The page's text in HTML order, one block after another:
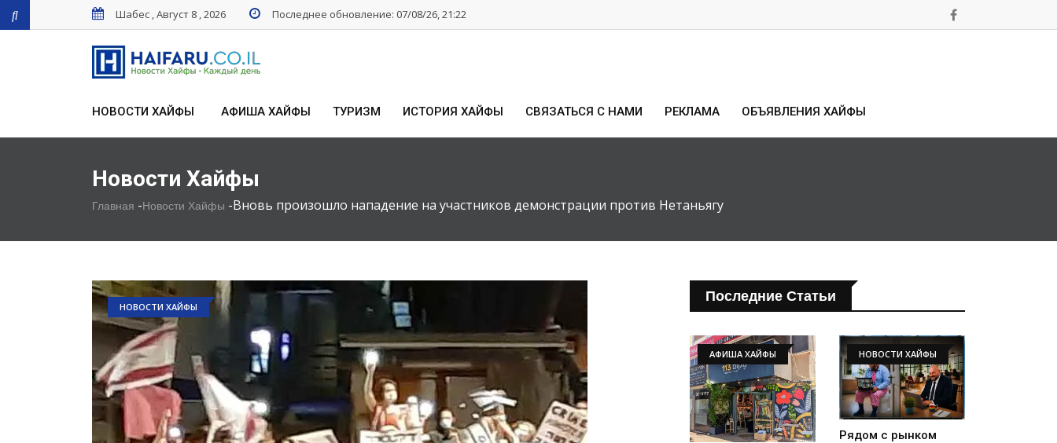
Шабес , Август 8 , 2026 Последнее обновление: 07/08/26, 21:22
НОВОСТИ ХАЙФЫ АФИША ХАЙФЫ ТУРИЗМ ИСТОРИЯ ХАЙФЫ СВЯЗАТЬСЯ С НАМИ РЕКЛАМА ОБЪЯВЛЕНИЯ ХАЙФЫ
Новости Хайфы
Главная -Новости Хайфы -Вновь произошло нападение на участников демонстрации против Нетаньягу
НОВОСТИ ХАЙФЫ
Последние Статьи
АФИША ХАЙФЫ НОВОСТИ ХАЙФЫ
Рядом с рынком